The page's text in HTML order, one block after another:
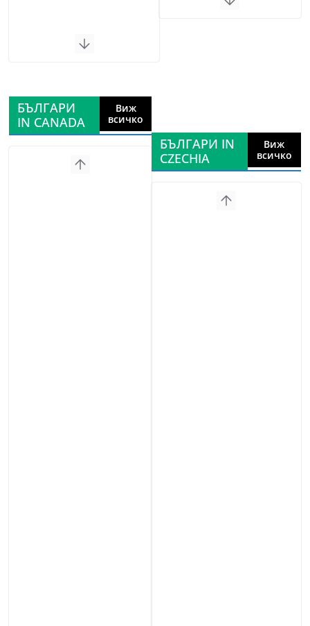
БЪЛГАРИ
IN CANADA
Виж
всичко
БЪЛГАРИ IN
CZECHIA
Виж
всичко